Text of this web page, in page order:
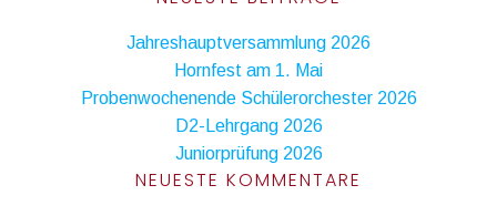
Jahreshauptversammlung 2026
Hornfest am 1. Mai
Probenwochenende Schülerorchester 2026
D2-Lehrgang 2026
Juniorprüfung 2026
NEUESTE KOMMENTARE